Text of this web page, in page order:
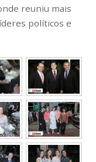
reuniu mais
políticos e